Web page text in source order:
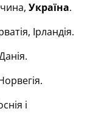
Україна.
Ірландія.
і